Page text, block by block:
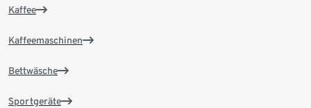
Kaffee
Kaffeemaschinen
Bettwäsche
Sportgeräte